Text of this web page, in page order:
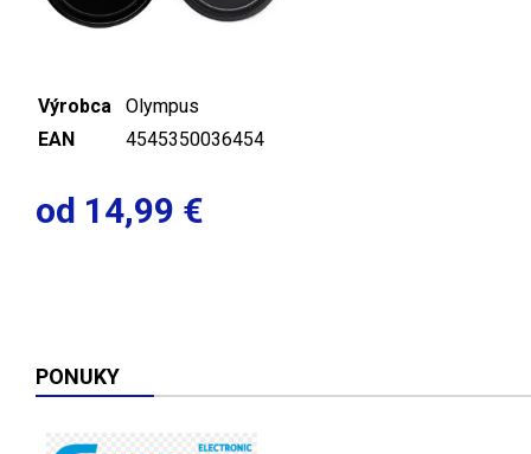
Výrobca
Olympus
EAN
4545350036454
od 14,99 €
PONUKY